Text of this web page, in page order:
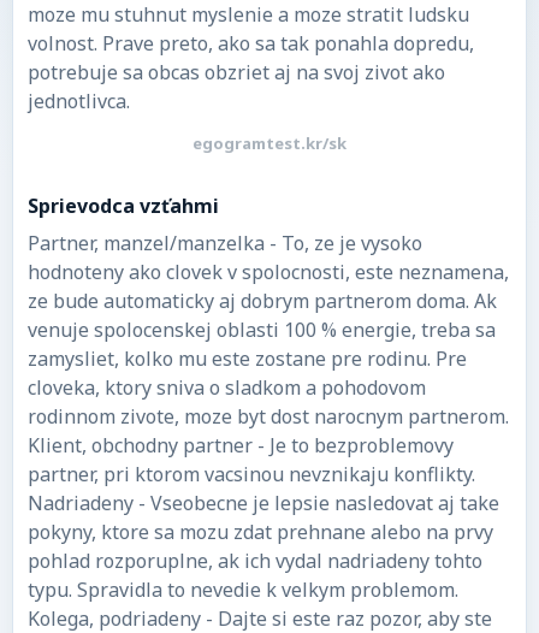
moze mu stuhnut myslenie a moze stratit ludsku
volnost. Prave preto, ako sa tak ponahla dopredu,
potrebuje sa obcas obzriet aj na svoj zivot ako
jednotlivca.
egogramtest.kr/sk
Sprievodca vzťahmi
Partner, manzel/manzelka - To, ze je vysoko
hodnoteny ako clovek v spolocnosti, este neznamena,
ze bude automaticky aj dobrym partnerom doma. Ak
venuje spolocenskej oblasti 100 % energie, treba sa
zamysliet, kolko mu este zostane pre rodinu. Pre
cloveka, ktory sniva o sladkom a pohodovom
rodinnom zivote, moze byt dost narocnym partnerom.
Klient, obchodny partner - Je to bezproblemovy
partner, pri ktorom vacsinou nevznikaju konflikty.
Nadriadeny - Vseobecne je lepsie nasledovat aj take
pokyny, ktore sa mozu zdat prehnane alebo na prvy
pohlad rozporuplne, ak ich vydal nadriadeny tohto
typu. Spravidla to nevedie k velkym problemom.
Kolega, podriadeny - Dajte si este raz pozor, aby ste